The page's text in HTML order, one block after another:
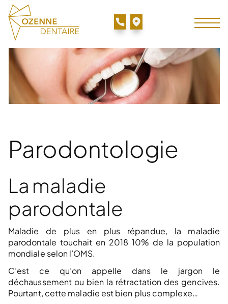
Parodontologie
La maladie
parodontale
Maladie de plus en plus répandue, la maladie
parodontale touchait en 2018 10% de la population
mondiale selon l’OMS.
C’est ce qu’on appelle dans le jargon le
déchaussement ou bien la rétractation des gencives.
Pourtant, cette maladie est bien plus complexe…